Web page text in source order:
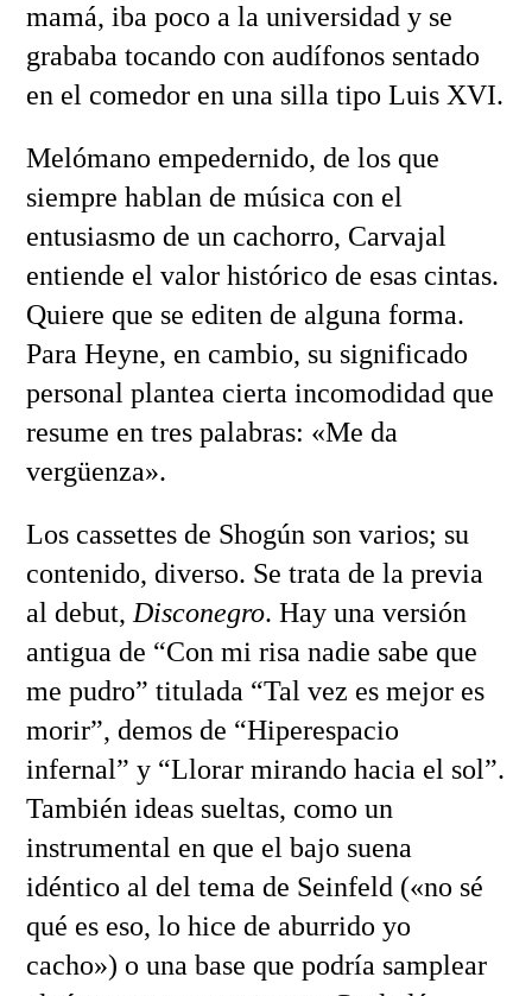
mamá, iba poco a la universidad y se
grababa tocando con audífonos sentado
en el comedor en una silla tipo Luis XVI.
Melómano empedernido, de los que
siempre hablan de música con el
entusiasmo de un cachorro, Carvajal
entiende el valor histórico de esas cintas.
Quiere que se editen de alguna forma.
Para Heyne, en cambio, su significado
personal plantea cierta incomodidad que
resume en tres palabras: «Me da
vergüenza».
Los cassettes de Shogún son varios; su
contenido, diverso. Se trata de la previa
al debut, Disconegro. Hay una versión
antigua de “Con mi risa nadie sabe que
me pudro” titulada “Tal vez es mejor es
morir”, demos de “Hiperespacio
infernal” y “Llorar mirando hacia el sol”.
También ideas sueltas, como un
instrumental en que el bajo suena
idéntico al del tema de Seinfeld («no sé
qué es eso, lo hice de aburrido yo
cacho») o una base que podría samplear